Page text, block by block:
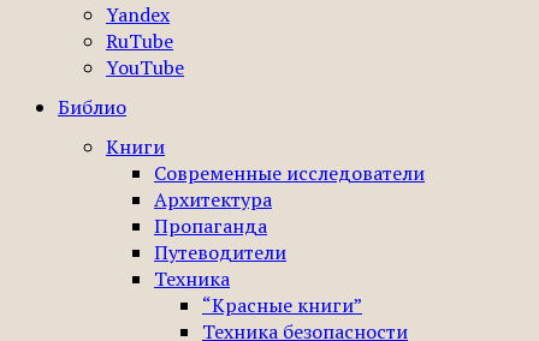
Yandex
RuTube
YouTube
Библио
Книги
Современные исследователи
Архитектура
Пропаганда
Путеводители
Техника
“Красные книги”
Техника безопасности